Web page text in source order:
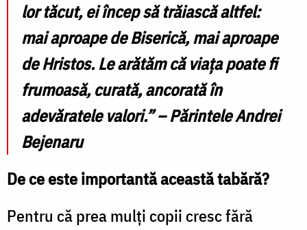
lor tăcut, ei încep să trăiască altfel:
mai aproape de Biserică, mai aproape
de Hristos. Le arătăm că viața poate fi
frumoasă, curată, ancorată în
adevăratele valori.” – Părintele Andrei
Bejenaru
De ce este importantă această tabără?
Pentru că prea mulți copii cresc fără